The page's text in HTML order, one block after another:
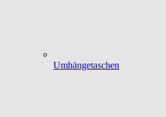
Umhängetaschen